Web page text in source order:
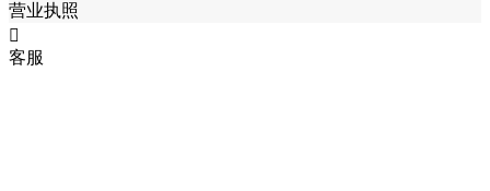
营业执照

客服